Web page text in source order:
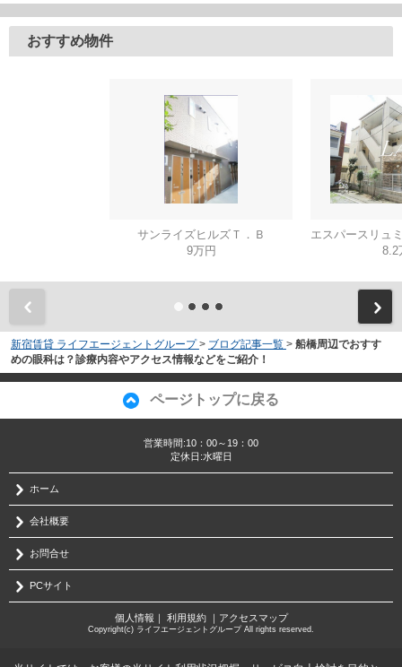
おすすめ物件
サンライズヒルズＴ．Ｂ
9万円
8.2
新宿賃貸 ライフエージェントグループ > ブログ記事一覧 > 船橋周辺でおすす
めの眼科は？診療内容やアクセス情報などをご紹介！
ページトップに戻る
営業時間:10：00～19：00
定休日:水曜日
ホーム
会社概要
お問合せ
PCサイト
個人情報 ｜ 利用規約｜ アクセスマップ
Copyright(c) ライフエージェントグループ All rights reserved.